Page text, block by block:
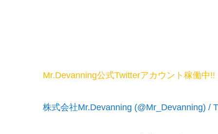
Mr.Devanning公式Twitterアカウント稼働中!!
株式会社Mr.Devanning (@Mr_Devanning) /